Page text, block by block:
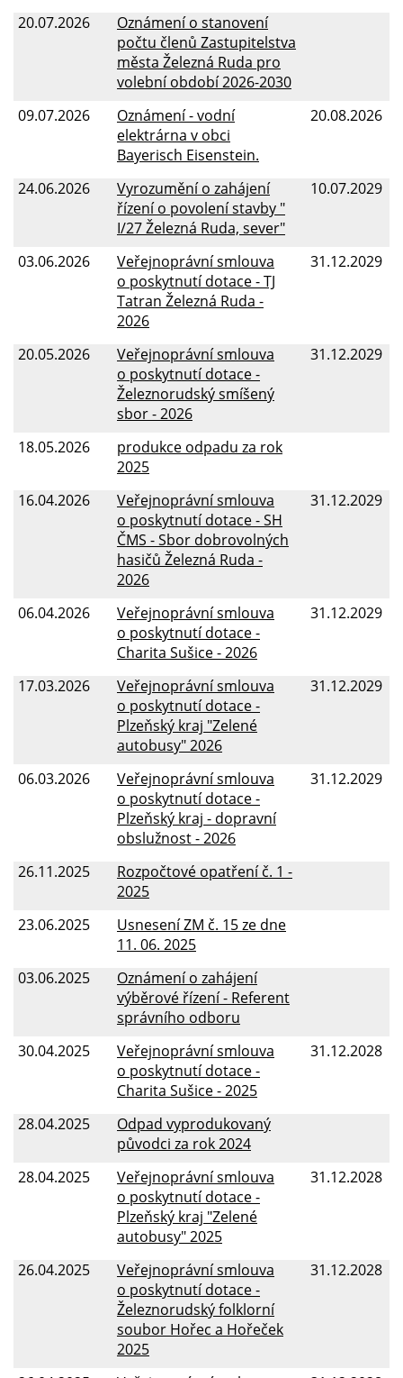
20.07.2026
Oznámení o stanovení
počtu členů Zastupitelstva
města Železná Ruda pro
volební období 2026-2030
09.07.2026
20.08.2026
Oznámení - vodní
elektrárna v obci
Bayerisch Eisenstein.
24.06.2026
10.07.2029
Vyrozumění o zahájení
řízení o povolení stavby "
I/27 Železná Ruda, sever"
03.06.2026
31.12.2029
Veřejnoprávní smlouva
o poskytnutí dotace - TJ
Tatran Železná Ruda -
2026
20.05.2026
31.12.2029
Veřejnoprávní smlouva
o poskytnutí dotace -
Železnorudský smíšený
sbor - 2026
18.05.2026
produkce odpadu za rok
2025
16.04.2026
31.12.2029
Veřejnoprávní smlouva
o poskytnutí dotace - SH
ČMS - Sbor dobrovolných
hasičů Železná Ruda -
2026
06.04.2026
31.12.2029
Veřejnoprávní smlouva
o poskytnutí dotace -
Charita Sušice - 2026
17.03.2026
31.12.2029
Veřejnoprávní smlouva
o poskytnutí dotace -
Plzeňský kraj "Zelené
autobusy" 2026
06.03.2026
31.12.2029
Veřejnoprávní smlouva
o poskytnutí dotace -
Plzeňský kraj - dopravní
obslužnost - 2026
26.11.2025
Rozpočtové opatření č. 1 -
2025
23.06.2025
Usnesení ZM č. 15 ze dne
11. 06. 2025
03.06.2025
Oznámení o zahájení
výběrové řízení - Referent
správního odboru
30.04.2025
31.12.2028
Veřejnoprávní smlouva
o poskytnutí dotace -
Charita Sušice - 2025
28.04.2025
Odpad vyprodukovaný
původci za rok 2024
28.04.2025
31.12.2028
Veřejnoprávní smlouva
o poskytnutí dotace -
Plzeňský kraj "Zelené
autobusy" 2025
26.04.2025
31.12.2028
Veřejnoprávní smlouva
o poskytnutí dotace -
Železnorudský folklorní
soubor Hořec a Hořeček
2025